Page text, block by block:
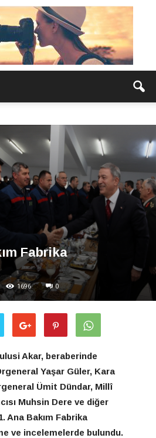
Fabrika
1696 0
Akar, beraberinde
Yaşar Güler, Kara
Ümit Dündar, Millî
Muhsin Dere ve diğer
Ana Bakım Fabrika
ve incelemelerde bulundu.